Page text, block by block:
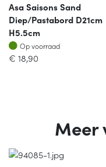
Asa Saisons Sand
Diep/pastabord D21cm
H5.5cm
Op voorraad
Op voorraad
€ 18,90
Meer